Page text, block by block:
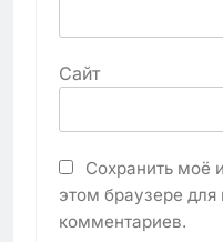
Сайт
Сохранить моё
этом браузере
комментариев.